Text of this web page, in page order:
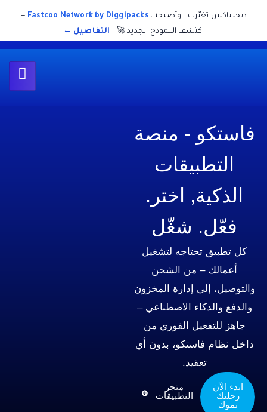
وأصبحت Fastcoo Network by Diggipacks
—
اكتشف النموذج الجديد 🚀
التفاصيل ←
- منصة
اختر.
شغّل
لتشغيل
– من الشحن
إدارة المخزون
الاصطناعي –
الفوري من
بدون أي
متجر
التطبيقات